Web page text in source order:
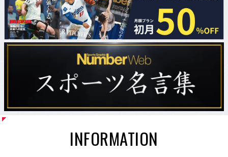
INFORMATION